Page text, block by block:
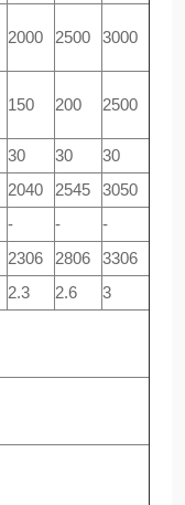
2000 2500 3000
150 200 2500
30 30
30
2040 2545
3050
- -
-
2306 2806
3306
2.3 2.6
3